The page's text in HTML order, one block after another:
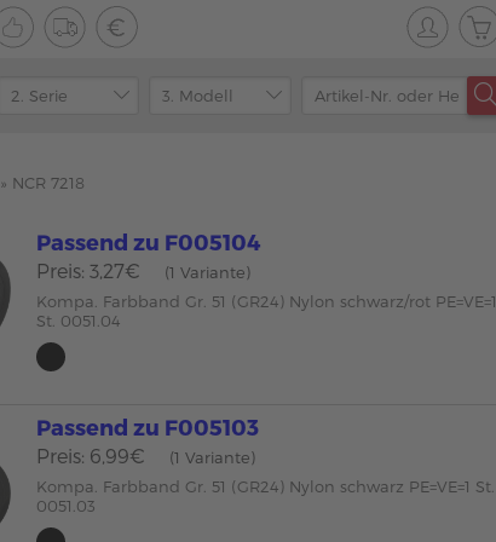
» NCR 7218
Passend zu F005104
Preis: 3,27€
(1 Variante)
Kompa. Farbband Gr. 51 (GR24) Nylon schwarz/rot PE=VE=1
St. 0051.04
Passend zu F005103
Preis: 6,99€
(1 Variante)
Kompa. Farbband Gr. 51 (GR24) Nylon schwarz PE=VE=1 St.
0051.03